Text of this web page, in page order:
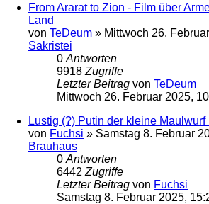
From Ararat to Zion - Film über
Land
von TeDeum » Mittwoch 26.
Sakristei
0 Antworten
9918 Zugriffe
Letzter Beitrag von TeDeum
Mittwoch 26. Februar 2025,
Lustig (?) Putin der kleine Maulwurf
von Fuchsi » Samstag 8. Februar
Brauhaus
0 Antworten
6442 Zugriffe
Letzter Beitrag von Fuchsi
Samstag 8. Februar 2025,